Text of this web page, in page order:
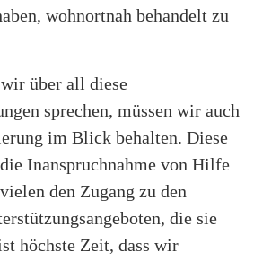
wohnortnah behandelt zu
über all diese
sprechen, müssen wir auch
im Blick behalten. Diese
Inanspruchnahme von Hilfe
den Zugang zu den
die sie
höchste Zeit, dass wir